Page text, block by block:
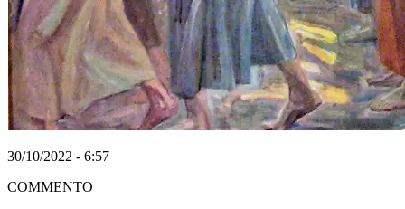
30/10/2022 - 6:57
COMMENTO